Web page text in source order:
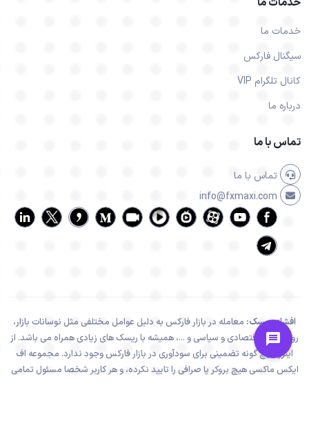
خدمات ما
سیگنال فارکس
کانال تلگرام VIP
درباره ما
تماس با ما
تماس با ما
افشای ریسک: معامله در بازار فارکس به دلیل عوامل مختلفی مثل نوسانات بازار،
رویدادهای اقتصادی و سیاسی و ...، همیشه با ریسک های زیادی همراه می باشد. از
اینرو هیچ گونه تضمینی برای سودآوری در بازار فارکس وجود ندارد. مجموعه اف
ایکس ماکسی هیچ بروکر یا صرافی را تایید نکرده، و هر کاربر شخصا مسئول تمامی